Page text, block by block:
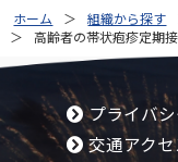
ホーム 組織から探す
高齢者の帯状疱疹定期
プライバ
交通アクセ